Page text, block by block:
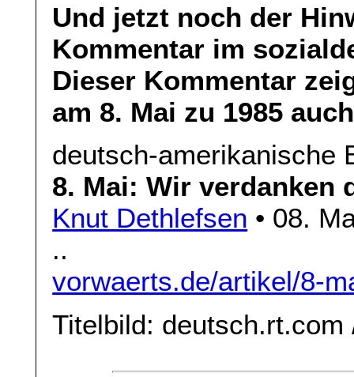
Und jetzt noch der
Kommentar im
Dieser Kommentar
am 8. Mai zu 1985
deutsch-amerikanische
8. Mai: Wir verdanken
Knut Dethlefsen • 08.
..
vorwaerts.de/artikel/8-
Titelbild: